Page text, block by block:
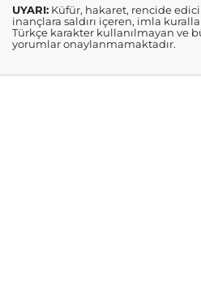
UYARI: Küfür, hakaret, rencide
inançlara saldırı içeren, imla
Türkçe karakter kullanılmayan ve
yorumlar onaylanmamaktadır.